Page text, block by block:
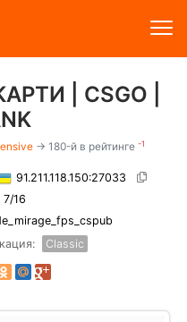
| CSGO |
→ 180-й в рейтинге -1
91.211.118.150:27033
7/16
Classic